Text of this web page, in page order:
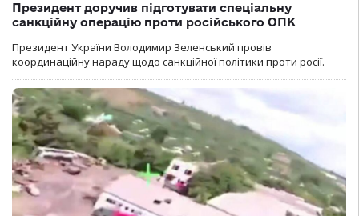
Президент доручив підготувати спеціальну
санкційну операцію проти російського ОПК
Президент України Володимир Зеленський провів
координаційну нараду щодо санкційної політики проти росії.